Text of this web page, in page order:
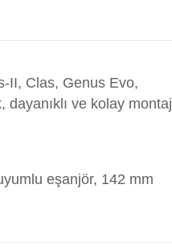
II, Clas, Genus Evo,
ve kolay montaj
eşanjör, 142 mm